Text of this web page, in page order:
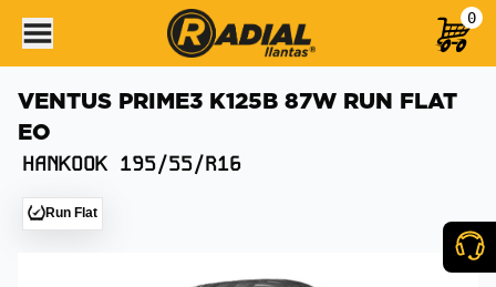
0
VENTUS PRIME3 K125B 87W RUN FLAT
EO
HANKOOK 195/55/R16
Run Flat